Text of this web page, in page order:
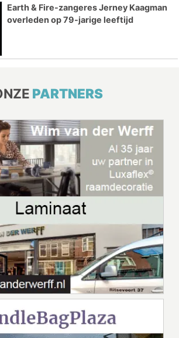
Earth & Fire-zangeres Jerney Kaagman
overleden op 79-jarige leeftijd
PARTNERS